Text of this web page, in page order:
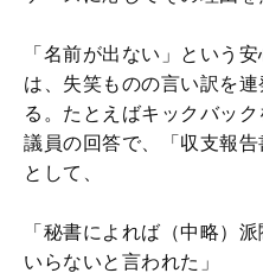
「名前が出ない」という
は、失笑ものの言い訳を
る。たとえばキックバッ
議員の回答で、「収支報告
として、
「秘書によれば（中略）
いらないと言われた」